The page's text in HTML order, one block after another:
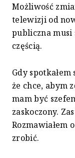
Możliwość
telewizji od
publiczna musi
częścią.
Gdy
że chce, abym
mam być
zaskoczony.
Rozmawiałem
zrobić.